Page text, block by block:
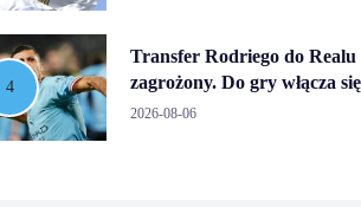
Transfer Rodriego do
zagrożony. Do gry włącza
2026-08-06